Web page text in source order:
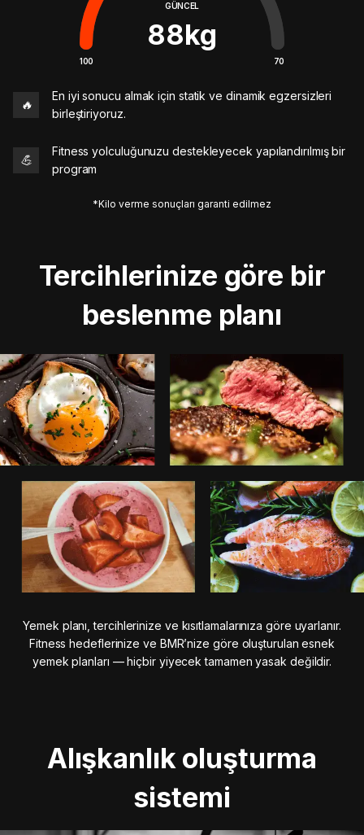
GÜNCEL
88kg
100 70
🔥
En iyi sonucu almak için statik ve dinamik egzersizleri
birleştiriyoruz.
💪
Fitness yolculuğunuzu destekleyecek yapılandırılmış bir
program
*Kilo verme sonuçları garanti edilmez
Tercihlerinize göre bir
beslenme planı
Yemek planı, tercihlerinize ve kısıtlamalarınıza göre uyarlanır.
Fitness hedeflerinize ve BMR’nize göre oluşturulan esnek
yemek planları — hiçbir yiyecek tamamen yasak değildir.
Alışkanlık oluşturma
sistemi